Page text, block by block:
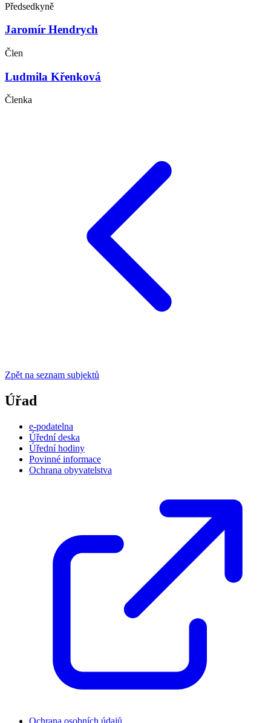
Předsedkyně
Jaromír Hendrych
Člen
Ludmila Křenková
Členka
Zpět na seznam subjektů
Úřad
e-podatelna
Úřední deska
Úřední hodiny
Povinné informace
Ochrana obyvatelstva